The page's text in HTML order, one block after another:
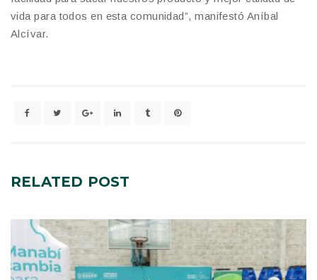
vida para todos en esta comunidad”, manifestó Aníbal
Alcívar.
RELATED POST